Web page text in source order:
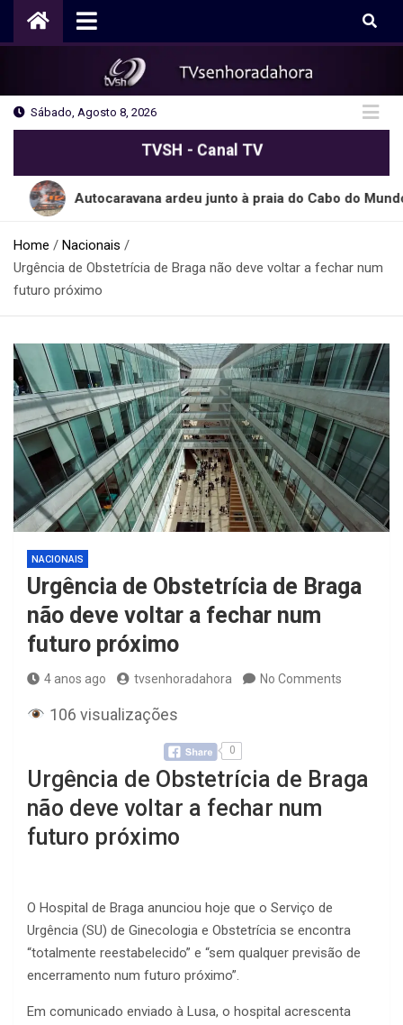
Sábado, Agosto 8, 2026
TVSH - Canal TV
Autocaravana ardeu junto à praia do Cabo do Mundo em
Home
Nacionais
Urgência de Obstetrícia de Braga não deve voltar a fechar num
futuro próximo
NACIONAIS
Urgência de Obstetrícia de Braga
não deve voltar a fechar num
futuro próximo
4 anos ago tvsenhoradahora No Comments
106 visualizações
0
Urgência de Obstetrícia de Braga
não deve voltar a fechar num
futuro próximo
O Hospital de Braga anunciou hoje que o Serviço de
Urgência (SU) de Ginecologia e Obstetrícia se encontra
“totalmente reestabelecido” e “sem qualquer previsão de
encerramento num futuro próximo”.
Em comunicado enviado à Lusa, o hospital acrescenta